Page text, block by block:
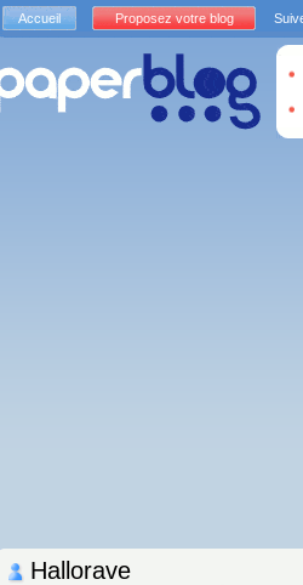
Hallorave
Accueil Proposez votre blog